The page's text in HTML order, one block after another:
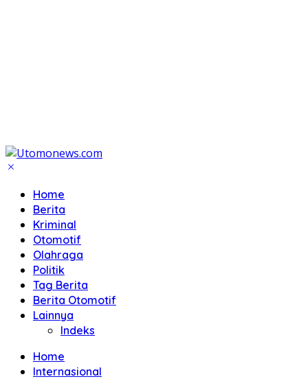
Home
Berita
Kriminal
Otomotif
Olahraga
Politik
Tag Berita
Berita Otomotif
Lainnya
Indeks
Home
Internasional